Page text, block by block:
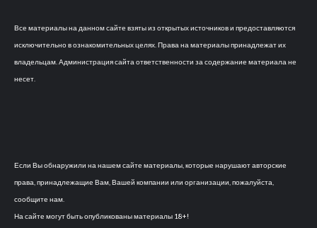
Все материалы на данном сайте взяты из открытых источников и предоставляются
исключительно в ознакомительных целях. Права на материалы принадлежат их
владельцам. Администрация сайта ответственности за содержание материала не
несет.
Если Вы обнаружили на нашем сайте материалы, которые нарушают авторские
права, принадлежащие Вам, Вашей компании или организации, пожалуйста,
сообщите нам.
На сайте могут быть опубликованы материалы 18+!